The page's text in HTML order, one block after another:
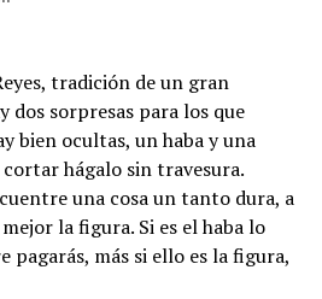
tradición de un gran
dos sorpresas para los que
bien ocultas, un haba y una
hágalo sin travesura.
una cosa un tanto dura, a
la figura. Si es el haba lo
pagarás, más si ello es la figura,